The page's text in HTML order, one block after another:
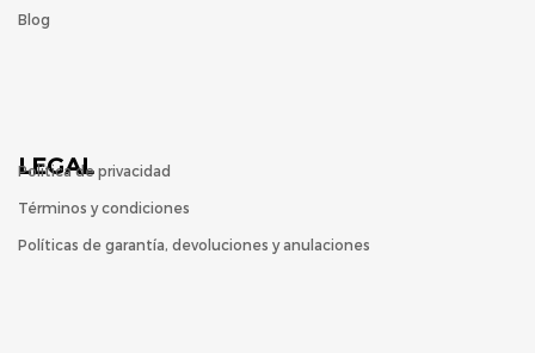
Blog
LEGAL
Política de privacidad
Términos y condiciones
Políticas de garantía, devoluciones y anulaciones